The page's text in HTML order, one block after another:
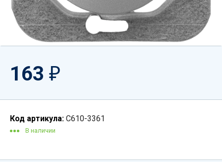
163 ₽
Код артикула: С610-3361
В наличии